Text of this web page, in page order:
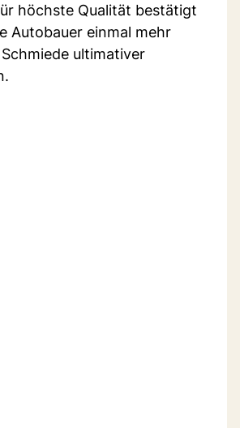
höchste Qualität bestätigt
Autobauer einmal mehr
ultimativer